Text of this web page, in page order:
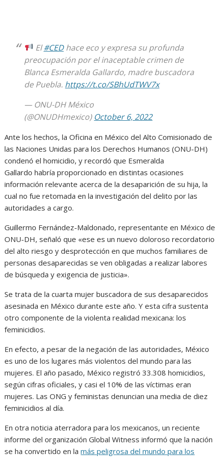
El#CEDhace eco y expresa su profunda
preocupación por el inaceptable crimen de
Blanca Esmeralda Gallardo, madre buscadora
de Puebla. https://t.co/SBhUdTWV7x
— ONU-DH México
(@ONUDHmexico) October 6, 2022
Ante los hechos, la Oficina en México del Alto Comisionado de
las Naciones Unidas para los Derechos Humanos (ONU-DH)
condenó el homicidio, y recordó que Esmeralda
Gallardo habría proporcionado en distintas ocasiones
información relevante acerca de la desaparición de su hija, la
cual no fue retomada en la investigación del delito por las
autoridades a cargo.
Guillermo Fernández-Maldonado, representante en México de
ONU-DH, señaló que «ese es un nuevo doloroso recordatorio
del alto riesgo y desprotección en que muchos familiares de
personas desaparecidas se ven obligadas a realizar labores
de búsqueda y exigencia de justicia».
Se trata de la cuarta mujer buscadora de sus desaparecidos
asesinada en México durante este año. Y esta cifra sustenta
otro componente de la violenta realidad mexicana: los
feminicidios.
En efecto, a pesar de la negación de las autoridades, México
es uno de los lugares más violentos del mundo para las
mujeres. El año pasado, México registró 33.308 homicidios,
según cifras oficiales, y casi el 10% de las víctimas eran
mujeres. Las ONG y feministas denuncian una media de diez
feminicidios al día.
En otra noticia aterradora para los mexicanos, un reciente
informe del organización Global Witness informó que la nación
se ha convertido en lamás peligrosa del mundo para los